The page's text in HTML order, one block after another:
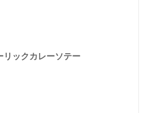
リックカレーソテー